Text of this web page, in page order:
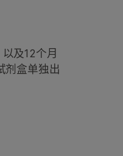
及12个月
剂盒单独出